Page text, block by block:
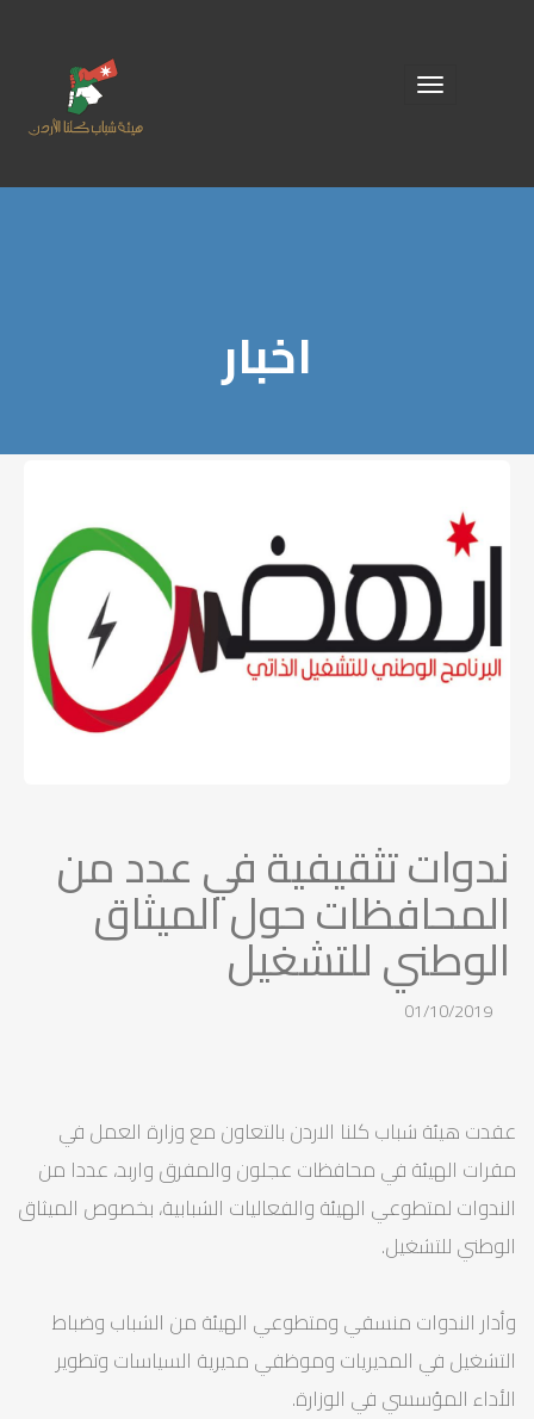
Toggle
اخبار
ندوات تثقيفية في عدد من
المحافظات حول الميثاق
الوطني للتشغيل
01/10/2019
عقدت هيئة شباب كلنا الاردن بالتعاون مع وزارة العمل في
مقرات الهيئة في محافظات عجلون والمفرق واربد، عددا من
الندوات لمتطوعي الهيئة والفعاليات الشبابية، بخصوص الميثاق
الوطني للتشغيل.
وأدار الندوات منسقي ومتطوعي الهيئة من الشباب وضباط
التشغيل في المديريات وموظفي مديرية السياسات وتطوير
الأداء المؤسسي في الوزارة.